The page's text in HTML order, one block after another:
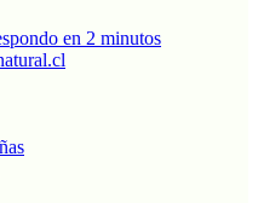
en 2 minutos